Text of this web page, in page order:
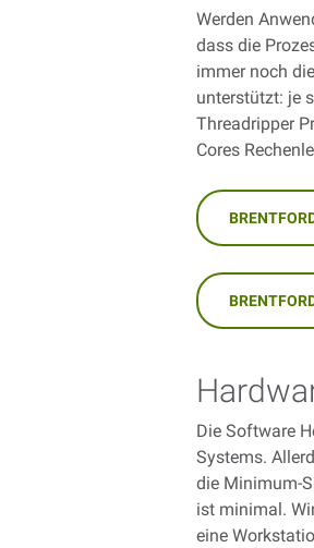
Werden
dass die
immer noch
unterstützt: je
Threadripper
Cores
Die Software
Systems.
die Minimum-
ist minimal.
eine